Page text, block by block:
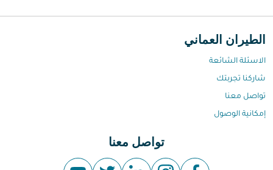
الطيران العماني
الاسئلة الشائعة
شاركنا تجربتك
تواصل معنا
إمكانية الوصول
تواصل معنا